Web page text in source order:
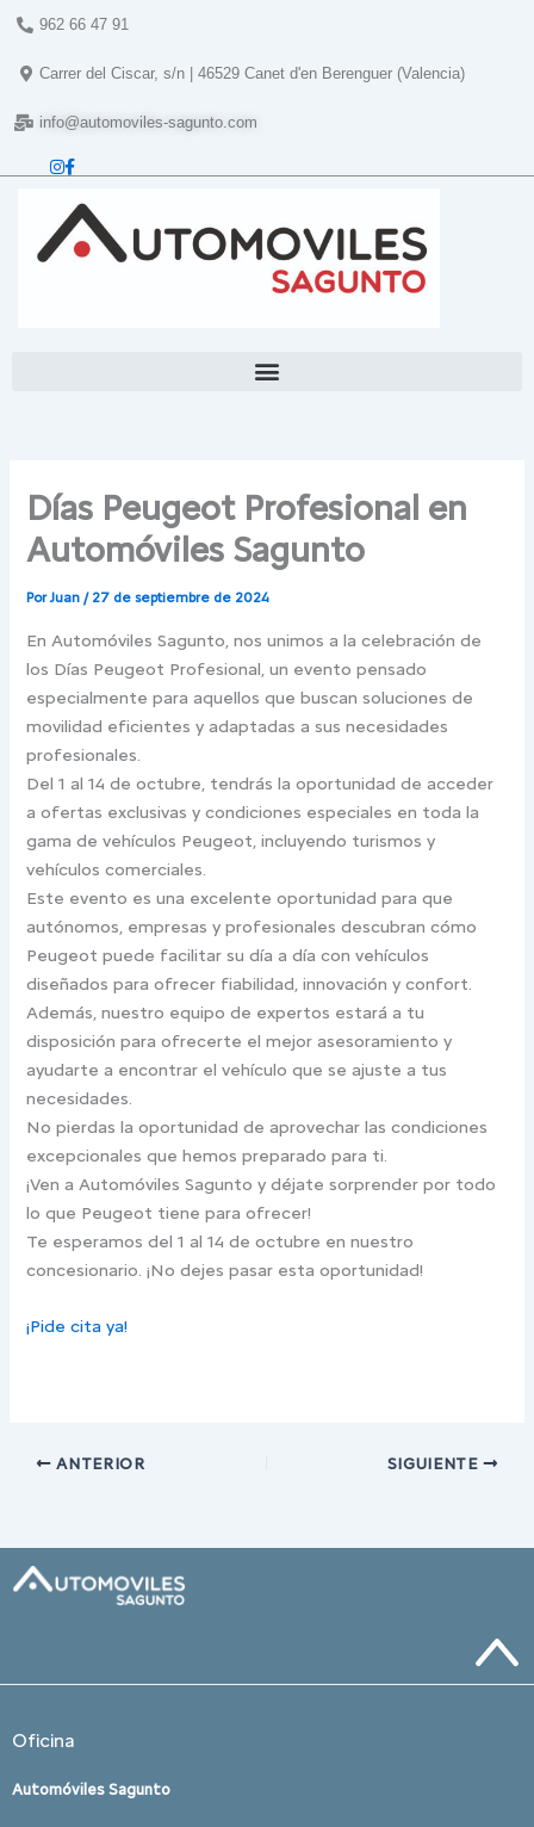
contenido
962 66 47 91
Carrer del Ciscar, s/n | 46529 Canet d'en Berenguer (Valencia)
info@automoviles-sagunto.com
Días Peugeot Profesional en
Automóviles Sagunto
PorJuan/ 27 de septiembre de 2024
En Automóviles Sagunto, nos unimos a la celebración de
los Días Peugeot Profesional, un evento pensado
especialmente para aquellos que buscan soluciones de
movilidad eficientes y adaptadas a sus necesidades
profesionales.
Del 1 al 14 de octubre, tendrás la oportunidad de acceder
a ofertas exclusivas y condiciones especiales en toda la
gama de vehículos Peugeot, incluyendo turismos y
vehículos comerciales.
Este evento es una excelente oportunidad para que
autónomos, empresas y profesionales descubran cómo
Peugeot puede facilitar su día a día con vehículos
diseñados para ofrecer fiabilidad, innovación y confort.
Además, nuestro equipo de expertos estará a tu
disposición para ofrecerte el mejor asesoramiento y
ayudarte a encontrar el vehículo que se ajuste a tus
necesidades.
No pierdas la oportunidad de aprovechar las condiciones
excepcionales que hemos preparado para ti.
¡Ven a Automóviles Sagunto y déjate sorprender por todo
lo que Peugeot tiene para ofrecer!
Te esperamos del 1 al 14 de octubre en nuestro
concesionario. ¡No dejes pasar esta oportunidad!
¡Pide cita ya!
ANTERIOR SIGUIENTE
Oficina
Automóviles Sagunto